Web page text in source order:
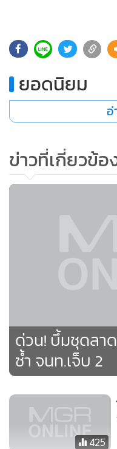
• ต่างประเทศ
เศรษฐกิจ-ธุรกิจ
• ชุมชน-คุณภาพชีวิต
• Motoring
• เกม
ญี่ปุ่น
News1
• Gotomanager
ยอดนิยม
อ่
ข่าวที่เกี่ยวข้อ
ด่วน! บึ้มชุดลา
ซ้ำ จนท.เจ็บ 2
425